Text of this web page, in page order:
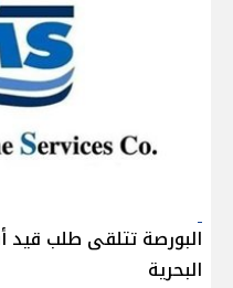
البورصة تتلقى طلب
البحرية